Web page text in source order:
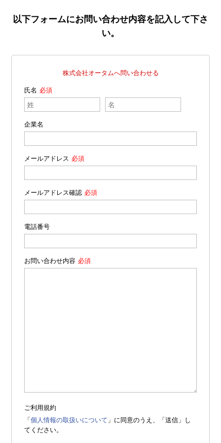
以下フォームにお問い合わせ内容を記入して下さ
い。
株式会社オータムへ問い合わせる
氏名
企業名
メールアドレス
メールアドレス確認
電話番号
お問い合わせ内容
ご利用規約
「個人情報の取扱いについて 」に同意のうえ、「送信」し
てください。